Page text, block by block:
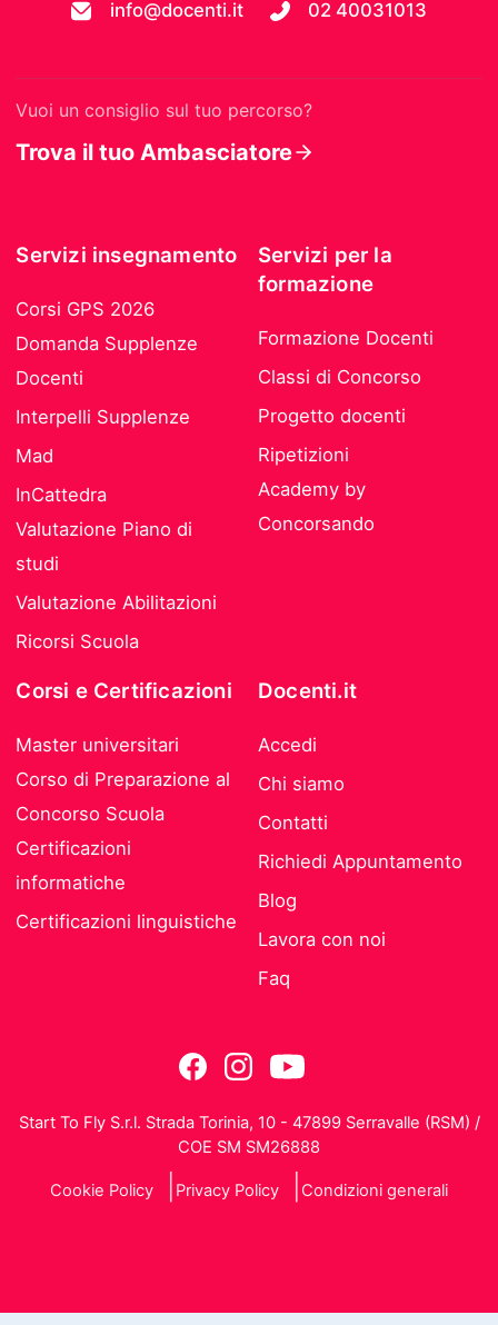
info@docenti.it 02 40031013
Vuoi un consiglio sul tuo percorso?
Trova il tuo Ambasciatore
Servizi insegnamento
Corsi GPS 2026
Domanda Supplenze
Docenti
Interpelli Supplenze
Mad
InCattedra
Valutazione Piano di
studi
Valutazione Abilitazioni
Ricorsi Scuola
Servizi per la
formazione
Formazione Docenti
Classi di Concorso
Progetto docenti
Ripetizioni
Academy by
Concorsando
Corsi e Certificazioni
Master universitari
Corso di Preparazione al
Concorso Scuola
Certificazioni
informatiche
Certificazioni linguistiche
Docenti.it
Accedi
Chi siamo
Contatti
Richiedi Appuntamento
Blog
Lavora con noi
Faq
Start To Fly S.r.l. Strada Torinia, 10 - 47899 Serravalle (RSM) /
COE SM SM26888
Cookie Policy Privacy Policy Condizioni generali